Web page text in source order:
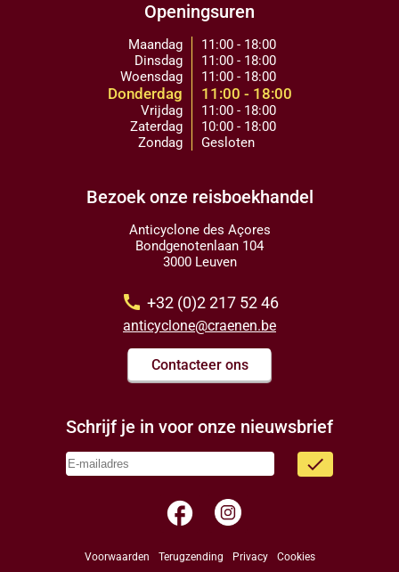
Openingsuren
Maandag
Dinsdag
Woensdag
Donderdag
Vrijdag
Zaterdag
Zondag
11:00 - 18:00
11:00 - 18:00
11:00 - 18:00
11:00 - 18:00
11:00 - 18:00
10:00 - 18:00
Gesloten
Bezoek onze reisboekhandel
Anticyclone des Açores
Bondgenotenlaan 104
3000 Leuven
call +32 (0)2 217 52 46
anticyclone@craenen.be
Contacteer ons
Schrijf je in voor onze nieuwsbrief
done
facebook
Voorwaarden Terugzending Privacy Cookies